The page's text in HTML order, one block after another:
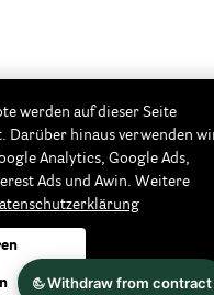
werden auf dieser Seite
Darüber hinaus verwenden
Analytics, Google Ads,
Ads und Awin. Weitere